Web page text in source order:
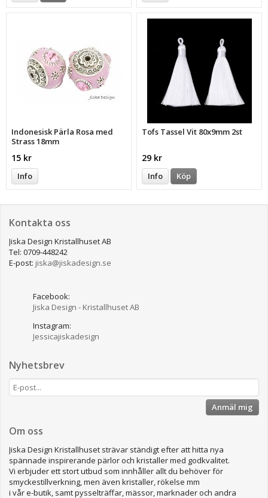
Indonesisk Pärla Rosa med
Strass 18mm
15 kr
Info
Tofs Tassel Vit 80x9mm 2st
29 kr
Info Köp
Kontakta oss
Jiska Design Kristallhuset AB
Tel: 0709-448242
E-post: jiska@jiskadesign.se
Facebook:
Jiska Design - Kristallhuset AB
Instagram:
Jessicajiskadesign
Nyhetsbrev
Anmäl mig
Om oss
Jiska Design Kristallhuset strävar ständigt efter att hitta nya
spännade inspirerande pärlor och kristaller med godkvalitet.
Vi erbjuder ett stort utbud som innhåller allt du behöver för
smyckestillverkning, men även kristaller, rökelse mm
i vår e-butik, samt pysselträffar, mässor, marknader och andra